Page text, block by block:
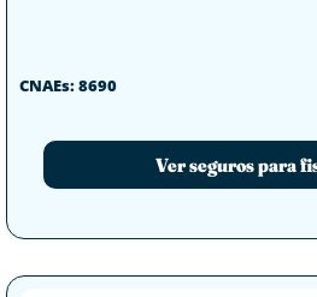
CNAEs: 8690
Ver seguros para